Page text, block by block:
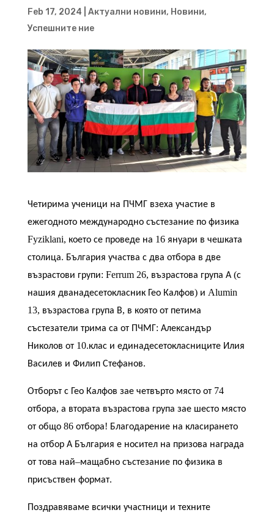
Feb 17, 2024 Актуални новини, Новини,
Успешните ние
Четирима ученици на ПЧМГ взеха участие в
ежегодното международно състезание по физика
Fyziklani, което се проведе на 16 януари в чешката
столица. България участва с два отбора в две
възрастови групи: Ferrum 26, възрастова група А(с
нашия дванадесетокласник Гео Калфов) и Alumin
13, възрастова група В, в която от петима
състезатели трима са от ПЧМГ: Александър
Николов от10.клас и единадесетокласниците Илия
Василев и Филип Стефанов.
Отборът с Гео Калфов зае четвърто място от74
отбора, а втората възрастова група зае шесто място
от общо86 отбора! Благодарение на класирането
на отбор А България е носител на призова награда
от това най–мащабно състезание по физика в
присъствен формат.
Поздравяваме всички участници и техните